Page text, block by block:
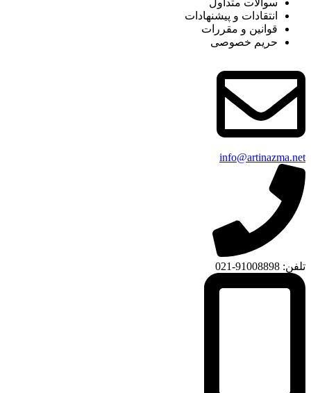
سوالات متداول
انتقادات و پیشنهادات
قوانین و مقررات
حریم خصوصی
info@artinazma.net
تلفن: 91008898-021